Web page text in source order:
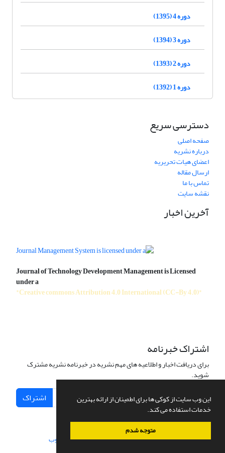
این وب سایت از کوکی ها برای اطمینان از ارائه بهترین
خدمات استفاده می کند.
متوجه شدم
دوره 4 (1395)
دوره 3 (1394)
دوره 2 (1393)
دوره 1 (1392)
دسترسی سریع
صفحه اصلی
درباره نشریه
اعضای هیات تحریریه
ارسال مقاله
تماس با ما
نقشه سایت
آخرین اخبار
Journal of Technology Development Management is Licensed
under a
"Creative commons Attribution 4.0 International (CC-By 4.0)"
اشتراک خبرنامه
برای دریافت اخبار و اطلاعیه های مهم نشریه در خبرنامه نشریه مشترک
شوید.
اشتراک
سامانه مدیریت نشریات علمی.طراحی و پیاده سازی از سیناوب